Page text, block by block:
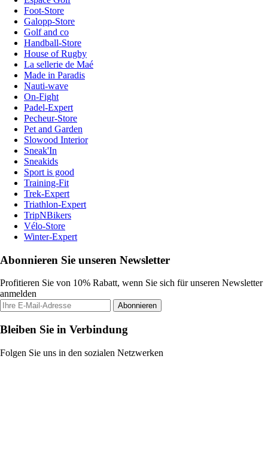
Foot-Store
Galopp-Store
Golf and co
Handball-Store
House of Rugby
La sellerie de Maé
Made in Paradis
Nauti-wave
On-Fight
Padel-Expert
Pecheur-Store
Pet and Garden
Slowood Interior
Sneak'In
Sneakids
Sport is good
Training-Fit
Trek-Expert
Triathlon-Expert
TripNBikers
Vélo-Store
Winter-Expert
Abonnieren Sie unseren Newsletter
Profitieren Sie von 10% Rabatt, wenn Sie sich für unseren Newsletter
anmelden
Abonnieren
Bleiben Sie in Verbindung
Folgen Sie uns in den sozialen Netzwerken